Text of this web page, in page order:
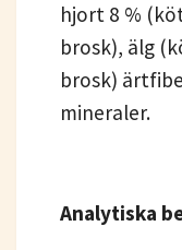
hjort 8 %
brosk), älg
brosk)
mineraler.
Analytiska